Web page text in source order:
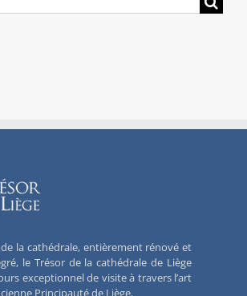
la cathédrale, entièrement rénové et
le Trésor de la cathédrale de Liège
exceptionnel de visite à travers l’art
Principauté de Liège.